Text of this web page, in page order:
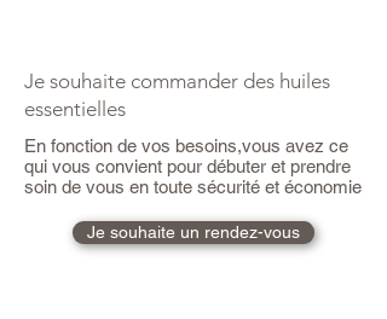
Je souhaite commander des huiles
essentielles
En fonction de vos besoins,vous avez ce
qui vous convient pour débuter et prendre
soin de vous en toute sécurité et économie
Je souhaite un rendez-vous